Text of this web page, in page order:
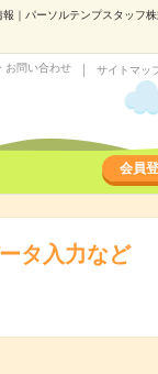
｜パーソルテンプスタッフ
お問い合わせ サイトマッ
会員
タ入力など